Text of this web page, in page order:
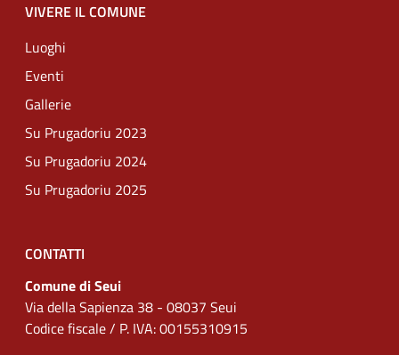
VIVERE IL COMUNE
Luoghi
Eventi
Gallerie
Su Prugadoriu 2023
Su Prugadoriu 2024
Su Prugadoriu 2025
CONTATTI
Comune di Seui
Via della Sapienza 38 - 08037 Seui
Codice fiscale / P. IVA: 00155310915